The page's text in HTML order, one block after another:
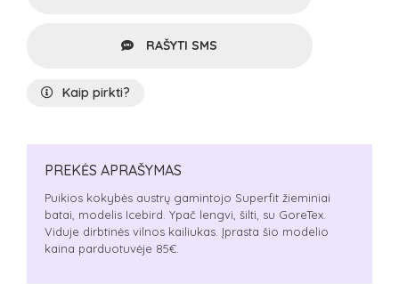
RAŠYTI SMS
Kaip pirkti?
PREKĖS APRAŠYMAS
Puikios kokybės austrų gamintojo Superfit žieminiai
batai, modelis Icebird. Ypač lengvi, šilti, su GoreTex.
Viduje dirbtinės vilnos kailiukas. Įprasta šio modelio
kaina parduotuvėje 85€.